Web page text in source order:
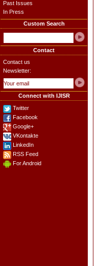
Past Issues
In Press
Custom Search
Contact
Contact us
Newsletter:
Connect with IJISR
Twitter
Facebook
Google+
VKontakte
LinkedIn
RSS Feed
For Android